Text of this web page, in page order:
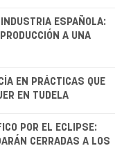
ESPAÑOLA:
A UNA
EN PRÁCTICAS QUE
EN TUDELA
POR EL ECLIPSE:
CERRADAS A LOS